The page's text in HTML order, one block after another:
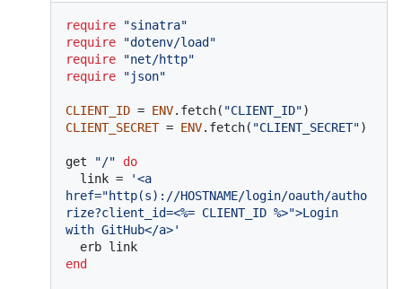
require
"sinatra"
require
"dotenv/load"
require
"net/http"
require
"json"
CLIENT_ID = ENV.fetch( "CLIENT_ID"
CLIENT_SECRET = ENV.fetch( "CLIENT_SECRET")
get "/"
do
  link =
'<a
href="http(s)://HOSTNAME/login/oauth/autho
rize?client_id=<%= CLIENT_ID %>">Login
with GitHub</a>'
end